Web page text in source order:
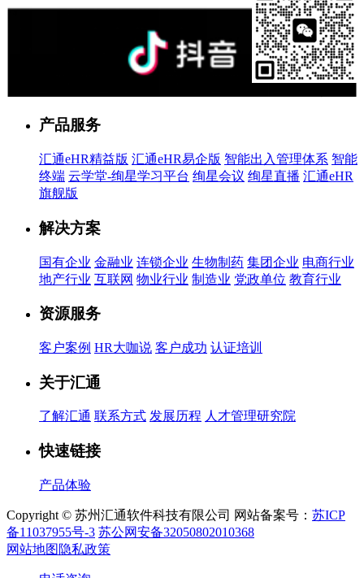
产品服务
汇通eHR精益版 汇通eHR易企版 智能出入管理体系 智能
终端 云学堂-绚星学习平台 绚星会议 绚星直播 汇通eHR
旗舰版
解决方案
国有企业 金融业 连锁企业 生物制药 集团企业 电商行业
地产行业 互联网 物业行业 制造业 党政单位 教育行业
资源服务
客户案例 HR大咖说 客户成功 认证培训
关于汇通
了解汇通 联系方式 发展历程 人才管理研究院
快速链接
产品体验
Copyright © 苏州汇通软件科技有限公司 网站备案号： 苏ICP
备11037955号-3 苏公网安备32050802010368
网站地图 隐私政策